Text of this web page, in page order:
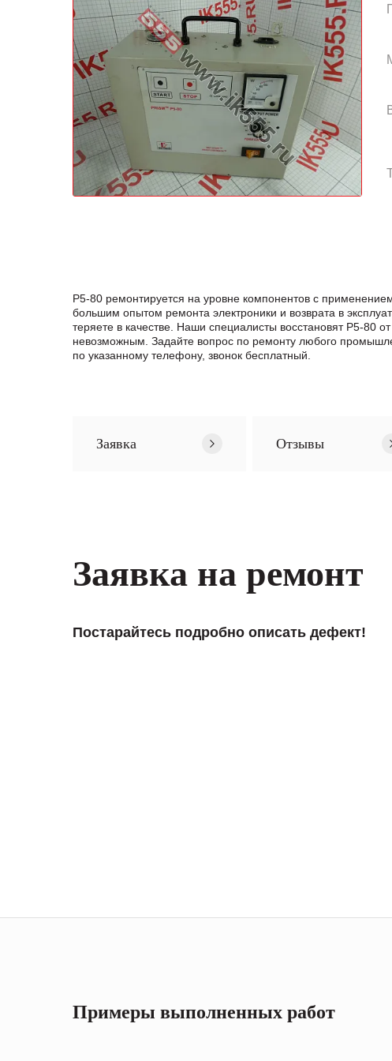
P5-80 ремонтируется на уровне компонентов с
большим опытом ремонта электроники и возврата в
теряете в качестве. Наши специалисты восстановят P5-80
невозможным. Задайте вопрос по ремонту любого
по указанному телефону, звонок бесплатный.
Заявка Отзывы
Заявка на ремонт
Постарайтесь подробно описать дефект!
Примеры выполненных работ